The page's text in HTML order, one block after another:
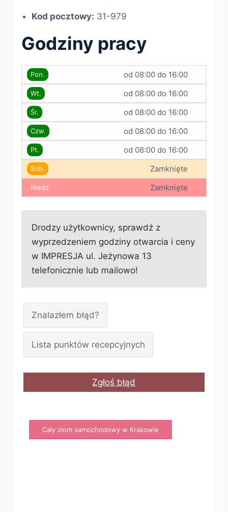
Kod pocztowy: 31-979
Godziny pracy
Pon. od 08:00 do 16:00
Wt. od 08:00 do 16:00
Śr. od 08:00 do 16:00
Czw. od 08:00 do 16:00
Pt. od 08:00 do 16:00
Sob. Zamknięte
Niedz. Zamknięte
Drodzy użytkownicy, sprawdź z
wyprzedzeniem godziny otwarcia i ceny
w IMPRESJA ul. Jeżynowa 13
telefonicznie lub mailowo!
Znalazłem błąd?
Lista punktów recepcyjnych
Zgłoś błąd
Cały złom samochodowy w Krakowie